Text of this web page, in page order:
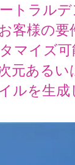
トラル
客様の要
マイズ
元あるい
ルを生成